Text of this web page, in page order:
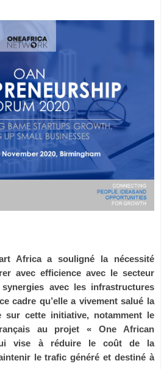
Africa a souligné la nécessité
avec efficience avec le secteur
avec les infrastructures
cadre qu’elle a vivement salué la
sur cette initiative, notamment le
au projet « One African
vise à réduire le coût de la
le trafic généré et destiné à